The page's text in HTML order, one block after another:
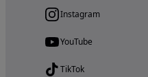
Instagram
YouTube
TikTok